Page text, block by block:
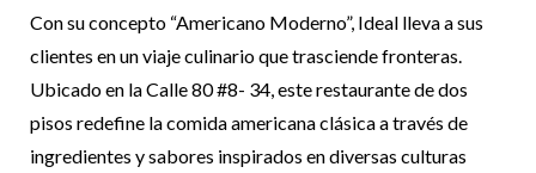
Con su concepto “Americano Moderno”, Ideal lleva a sus
clientes en un viaje culinario que trasciende fronteras.
Ubicado en la Calle 80 #8- 34, este restaurante de dos
pisos redefine la comida americana clásica a través de
ingredientes y sabores inspirados en diversas culturas